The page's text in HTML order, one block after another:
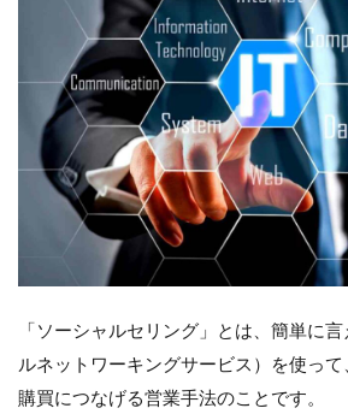
か？
2
なぜ
「ソ
ーシ
セリ
グ」
る必
要が
の
「ソーシャルセリング」とは、簡単に
ルネットワーキングサービス）を使っ
購買につなげる営業手法のことです。